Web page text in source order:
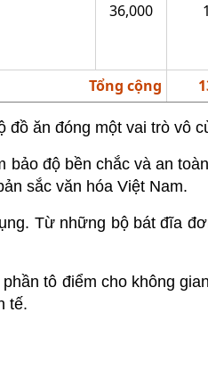
36,000 1
Tổng cộng
ăn đóng một vai trò vô
độ bền chắc và an
sắc văn hóa Việt Nam.
Từ những bộ bát đĩa
tô điểm cho không
tế.